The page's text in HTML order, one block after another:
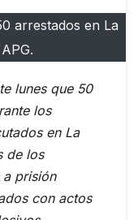
arrestados en La
lunes que 50
los
en La
de los
prisión
con actos